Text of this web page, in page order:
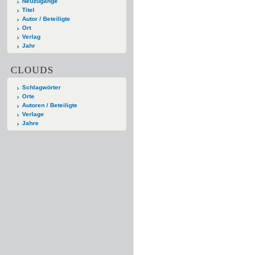
Titel
Autor / Beteiligte
Ort
Verlag
Jahr
CLOUDS
Schlagwörter
Orte
Autoren / Beteiligte
Verlage
Jahre